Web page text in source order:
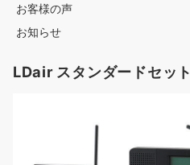
お客様の声
お知らせ
LDair スタンダードセット